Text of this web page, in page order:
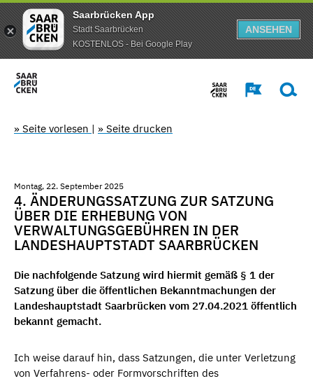
Saarbrücken App
Stadt Saarbrücken
KOSTENLOS - Bei Google Play
ANSEHEN
» Seite vorlesen | » Seite drucken
Montag, 22. September 2025
4. ÄNDERUNGSSATZUNG ZUR SATZUNG
ÜBER DIE ERHEBUNG VON
VERWALTUNGSGEBÜHREN IN DER
LANDESHAUPTSTADT SAARBRÜCKEN
Die nachfolgende Satzung wird hiermit gemäß § 1 der
Satzung über die öffentlichen Bekanntmachungen der
Landeshauptstadt Saarbrücken vom 27.04.2021 öffentlich
bekannt gemacht.
Ich weise darauf hin, dass Satzungen, die unter Verletzung
von Verfahrens- oder Formvorschriften des